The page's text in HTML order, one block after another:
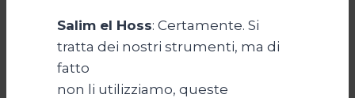
Salim el Hoss: Certamente. Si
tratta dei nostri strumenti, ma di
fatto
non li utilizziamo, queste